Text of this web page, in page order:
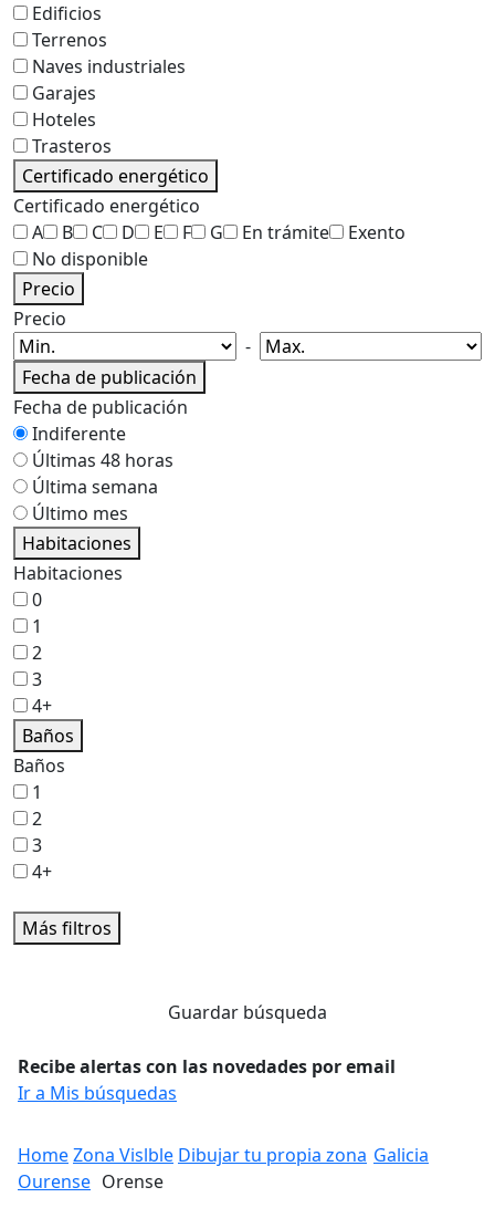
Edificios
Terrenos
Naves industriales
Garajes
Hoteles
Trasteros
Certificado energético
Certificado energético
A
B C D E F G En trámite
Exento
No disponible
Precio
Precio
-
Fecha de publicación
Fecha de publicación
Indiferente
Últimas 48 horas
Última semana
Último mes
Habitaciones
Habitaciones
0
1
2
3
4+
Baños
Baños
1
2
3
4+
Más filtros
Guardar búsqueda
Recibe alertas con las novedades por email
Ir a Mis búsquedas
HomeZona Vislble Dibujar tu propia zona Galicia
Ourense Orense